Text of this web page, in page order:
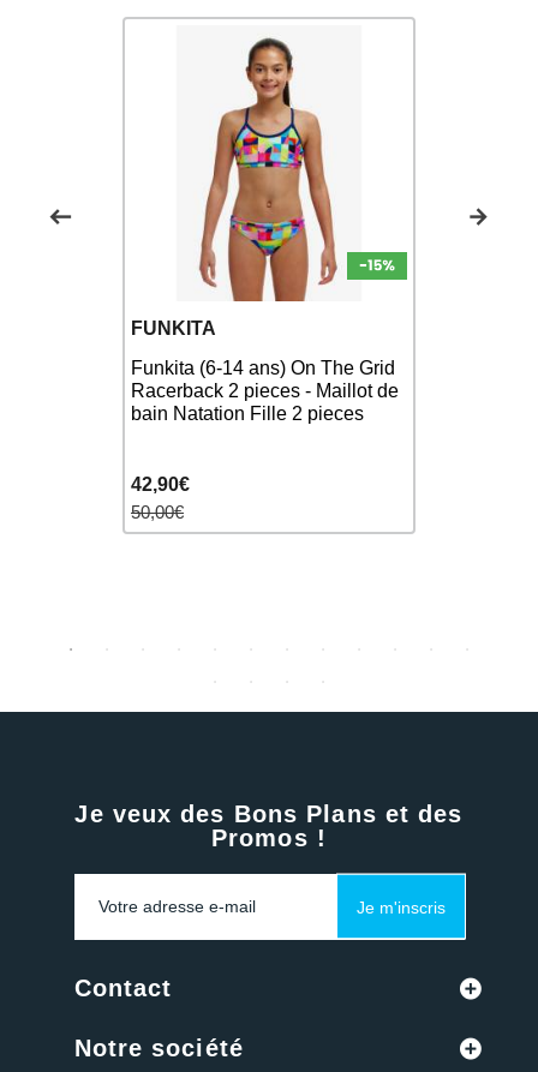
FUNKITA
Funkita (6-14 ans) On The Grid
Racerback 2 pieces - Maillot de
bain Natation Fille 2 pieces
42,90€
50,00€
Je veux des Bons Plans et des
Promos !
Je m'inscris
Contact
Notre société